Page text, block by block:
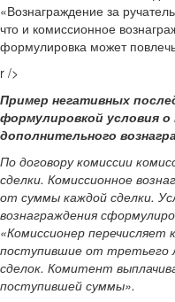
«Вознаграждение за
что и комиссионное
формулировка может
r />
Пример негативных
формулировкой условия
дополнительного
По договору комиссии
сделки. Комиссионное
от суммы каждой сделки.
вознаграждения
«Комиссионер
поступившие от третьего
сделок. Комитент
поступившей суммы».